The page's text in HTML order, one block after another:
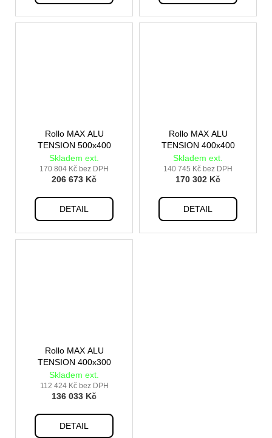
Rollo MAX ALU
TENSION 500x400
Skladem ext.
170 804 Kč bez DPH
206 673 Kč
DETAIL
Rollo MAX ALU
TENSION 400x400
Skladem ext.
140 745 Kč bez DPH
170 302 Kč
DETAIL
Rollo MAX ALU
TENSION 400x300
Skladem ext.
112 424 Kč bez DPH
136 033 Kč
DETAIL